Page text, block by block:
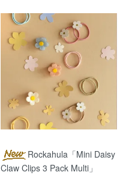
Rockahula「Mini Daisy
Claw Clips 3 Pack Multi」